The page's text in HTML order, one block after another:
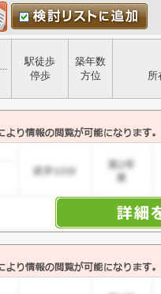
駅徒歩
停歩
築年数
方位
所